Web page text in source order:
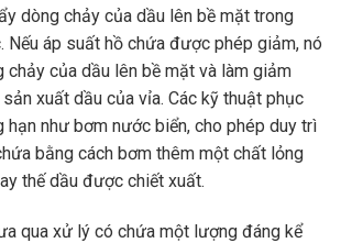
dòng chảy của dầu lên bề mặt trong
Nếu áp suất hồ chứa được phép giảm, nó
chảy của dầu lên bề mặt và làm giảm
xuất dầu của vỉa. Các kỹ thuật phục
hạn như bơm nước biển, cho phép duy trì
bằng cách bơm thêm một chất lỏng
thế dầu được chiết xuất.
qua xử lý có chứa một lượng đáng kể